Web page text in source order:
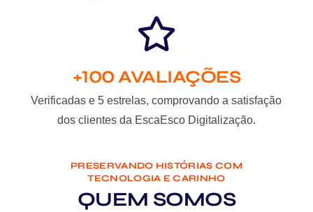
+100 AVALIAÇÕES
Verificadas e 5 estrelas, comprovando a satisfação
dos clientes da EscaEsco Digitalização.
PRESERVANDO HISTÓRIAS COM
TECNOLOGIA E CARINHO
QUEM SOMOS